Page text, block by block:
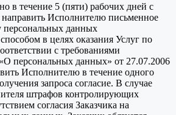
в течение 5 (пяти) рабочих дней с
Исполнителю письменное
персональных данных
в целях оказания Услуг по
с требованиями
персональных данных» от 27.07.2006
Исполнителю в течение одного
запроса согласие. В случае
штрафов контролирующих
согласия Заказчика на